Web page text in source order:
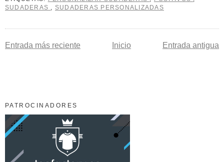
SUDADERAS , SUDADERAS PERSONALIZADAS
Entrada más reciente Entrada antigua
Inicio
PATROCINADORES